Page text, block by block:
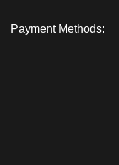
Payment Methods: